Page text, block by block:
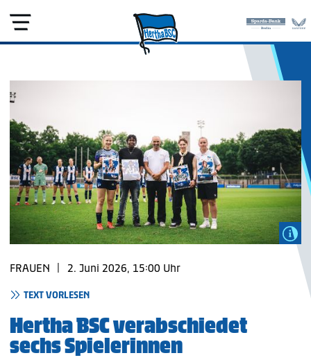
FRAUEN 2. Juni 2026, 15:00 Uhr
TEXT VORLESEN
Hertha BSC verabschiedet
sechs Spielerinnen